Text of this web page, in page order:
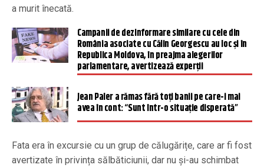
a murit înecată.
Campanii de dezinformare similare cu cele din
România asociate cu Călin Georgescu au loc și în
Republica Moldova, în preajma alegerilor
parlamentare, avertizează experții
Jean Paler a rămas fără toți banii pe care-i mai
avea în cont: “Sunt într-o situație disperată”
Fata era în excursie cu un grup de călugărițe, care ar fi fost
avertizate în privința sălbăticiunii, dar nu și-au schimbat